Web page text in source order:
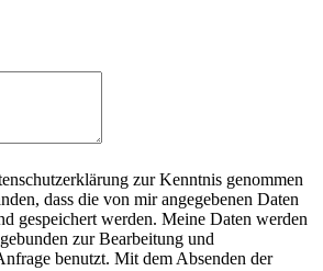
zur Kenntnis genommen
dass die von mir angegebenen Daten
gespeichert werden. Meine Daten werden
zur Bearbeitung und
benutzt. Mit dem Absenden der